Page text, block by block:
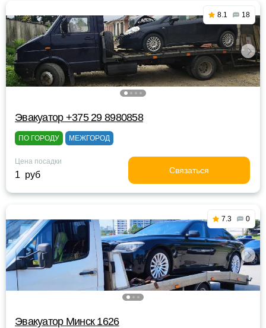
8.1 18
Эвакуатор +375 29 8980858
ПО ГОРОДУ МЕЖГОРОД
Цена посадки
1 руб Связаться
7.3 0
Эвакуатор Минск 1626